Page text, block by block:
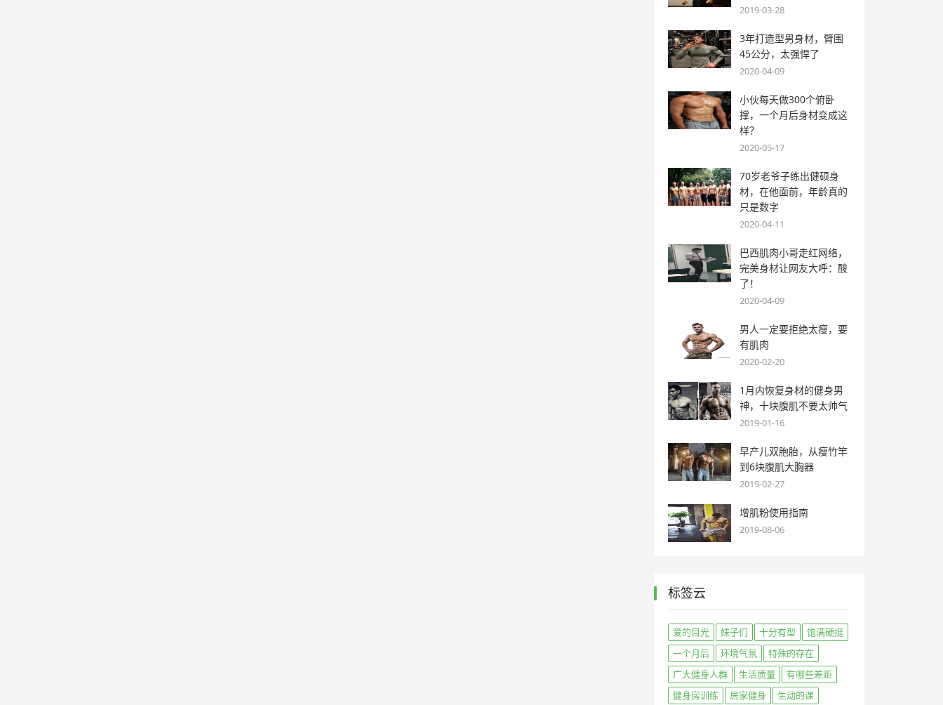
2019-03-28
3年打造型男身材，臂围
45公分，太强悍了
2020-04-09
小伙每天做300个俯卧
撑，一个月后身材变成这
样？
2020-05-17
70岁老爷子练出健硕身
材，在他面前，年龄真的
只是数字
2020-04-11
巴西肌肉小哥走红网络，
完美身材让网友大呼：酸
了！
2020-04-09
男人一定要拒绝太瘦，要
有肌肉
2020-02-20
1月内恢复身材的健身男
神，十块腹肌不要太帅气
2019-01-16
早产儿双胞胎，从瘦竹竿
到6块腹肌大胸器
2019-02-27
增肌粉使用指南
2019-08-06
标签云
爱的目光 妹子们 十分有型
饱满硬挺
一个月后
环境气氛
特殊的存在
广大健身人群
生活质量
有哪些差距
健身房训练
居家健身 生动的课